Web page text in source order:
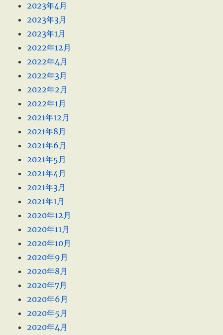
2023年4月
2023年3月
2023年1月
2022年12月
2022年4月
2022年3月
2022年2月
2022年1月
2021年12月
2021年8月
2021年6月
2021年5月
2021年4月
2021年3月
2021年1月
2020年12月
2020年11月
2020年10月
2020年9月
2020年8月
2020年7月
2020年6月
2020年5月
2020年4月